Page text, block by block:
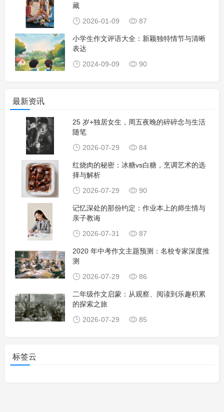
藏
2026-01-09
87
小学生作文评语大全：新颖独特情节与清晰
表达
2024-09-09
90
最新资讯
25 岁+独居女生，周五夜晚的碎碎念与生活
随笔
2026-07-29
84
红烧肉的秘密：冰糖vs白糖，烹调艺术的选
择与解析
2026-07-29
90
记忆深处的那份约定：作业本上的师生情与
亲子教诲
2026-07-31
87
2020 年中考作文主题预测：名校专家深度推
测
2026-07-29
86
二年级作文启蒙：从观察、阅读到乐趣积累
的探索之旅
2026-07-29
85
标签云